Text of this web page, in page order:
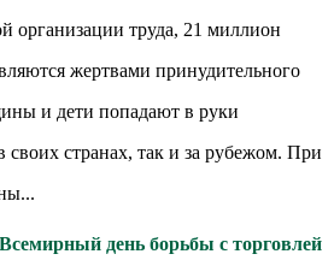
организации труда, 21 миллион
жертвами принудительного
и дети попадают в руки
своих странах, так и за рубежом. При
день борьбы с торговлей